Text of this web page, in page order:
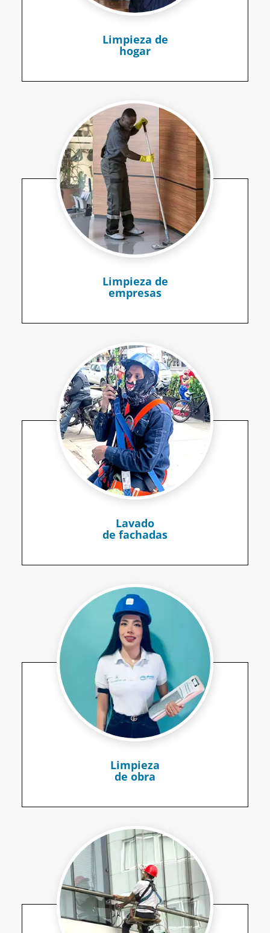
Limpieza de
hogar
Limpieza de
empresas
Lavado
de fachadas
Limpieza
de obra